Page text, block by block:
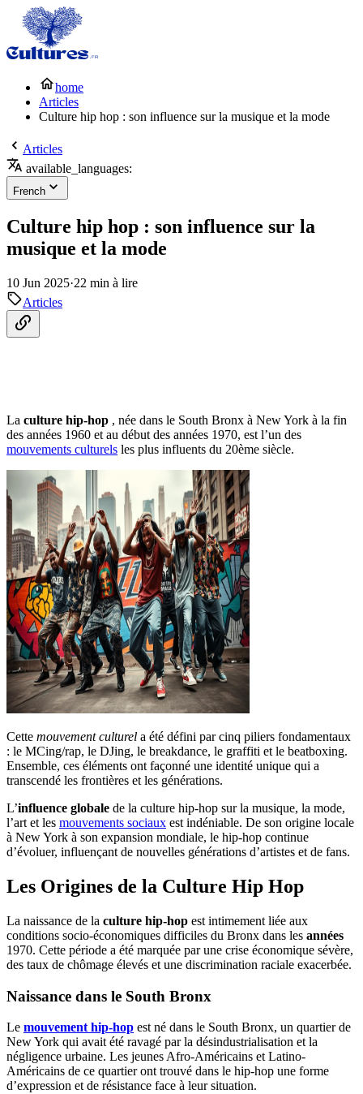
home
Articles
Culture hip hop : son influence sur la musique et la mode
Articles
available_languages:
French
Culture hip hop : son influence sur la
musique et la mode
10 Jun 2025·22 min à lire
Articles
La culture hip-hop , née dans le South Bronx à New York à la fin
des années 1960 et au début des années 1970, est l’un des
mouvements culturels les plus influents du 20ème siècle.
Cette mouvement culturel a été défini par cinq piliers fondamentaux
: le MCing/rap, le DJing, le breakdance, le graffiti et le beatboxing.
Ensemble, ces éléments ont façonné une identité unique qui a
transcendé les frontières et les générations.
L’influence globale de la culture hip-hop sur la musique, la mode,
l’art et les mouvements sociaux est indéniable. De son origine locale
à New York à son expansion mondiale, le hip-hop continue
d’évoluer, influençant de nouvelles générations d’artistes et de fans.
Les Origines de la Culture Hip Hop
La naissance de la culture hip-hop est intimement liée aux
conditions socio-économiques difficiles du Bronx dans les années
1970. Cette période a été marquée par une crise économique sévère,
des taux de chômage élevés et une discrimination raciale exacerbée.
Naissance dans le South Bronx
Le mouvement hip-hop est né dans le South Bronx, un quartier de
New York qui avait été ravagé par la désindustrialisation et la
négligence urbaine. Les jeunes Afro-Américains et Latino-
Américains de ce quartier ont trouvé dans le hip-hop une forme
d’expression et de résistance face à leur situation.